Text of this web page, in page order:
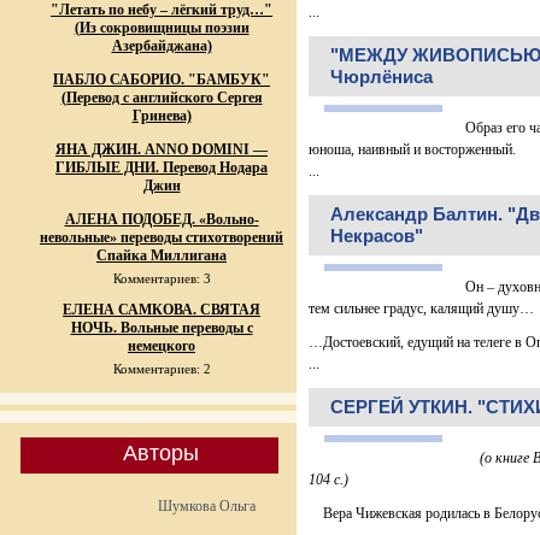
"Летать по небу – лёгкий труд…"
(Из сокровищницы поэзии
Азербайджана)
ПАБЛО САБОРИО. "БАМБУК"
(Перевод с английского Сергея
Гринева)
ЯНА ДЖИН. ANNO DOMINI —
ГИБЛЫЕ ДНИ. Перевод Нодара
Джин
АЛЕНА ПОДОБЕД. «Вольно-
невольные» переводы стихотворений
Спайка Миллигана
Комментариев: 3
ЕЛЕНА САМКОВА. СВЯТАЯ
НОЧЬ. Вольные переводы с
немецкого
Комментариев: 2
Авторы
Шумкова Ольга
...
"МЕЖДУ ЖИВОПИСЬЮ
Чюрлёниса
Образ его
юноша, наивный и восторженный.
...
Александр Балтин.
Некрасов"
Он –
тем сильнее градус, калящий душу…
…Достоевский, едущий на телеге в
...
СЕРГЕЙ УТКИН.
(о книге
104 с.)
Вера Чижевская родилась в